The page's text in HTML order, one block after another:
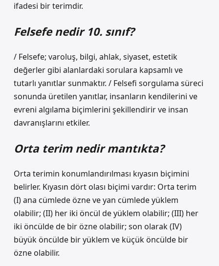
ifadesi bir terimdir.
Felsefe nedir 10. sınıf?
/ Felsefe; varoluş, bilgi, ahlak, siyaset, estetik
değerler gibi alanlardaki sorulara kapsamlı ve
tutarlı yanıtlar sunmaktır. / Felsefi sorgulama süreci
sonunda üretilen yanıtlar, insanların kendilerini ve
evreni algılama biçimlerini şekillendirir ve insan
davranışlarını etkiler.
Orta terim nedir mantıkta?
Orta terimin konumlandırılması kıyasın biçimini
belirler. Kıyasın dört olası biçimi vardır: Orta terim
(I) ana cümlede özne ve yan cümlede yüklem
olabilir; (II) her iki öncül de yüklem olabilir; (III) her
iki öncülde de bir özne olabilir; son olarak (IV)
büyük öncülde bir yüklem ve küçük öncülde bir
özne olabilir.